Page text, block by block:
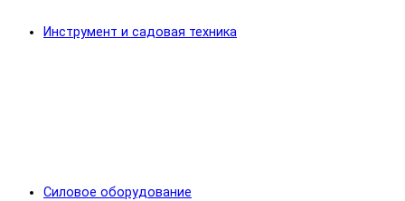
Инструмент и садовая техника
Силовое оборудование